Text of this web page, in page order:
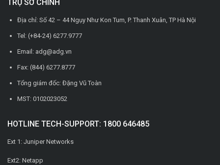
TRỤ SỞ CHÍNH
Địa chỉ: Số 42 – 44 Ngụy Như Kon Tum, P. Thanh Xuân, TP Hà Nội
Tel: (+84-24) 6277.9777
Email: adg@adg.vn
Fax: (844) 6277.8777
Tổng giám đốc: Đặng Vũ Toàn
MST: 0102023052
HOTLINE TECH-SUPPORT: 1800 646485
Ext 1: Juniper Networks
Ext2: Netapp